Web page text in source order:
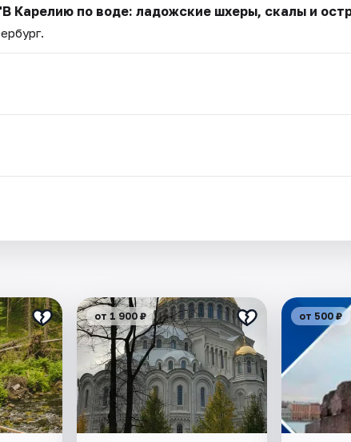
Карелию по воде: ладожские шхеры, скалы и
от 1 900 ₽ от 500 ₽